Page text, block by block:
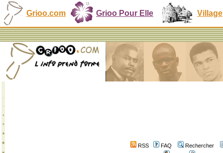
Grioo.com Grioo Pour Elle Village
RSS FAQ
Rechercher